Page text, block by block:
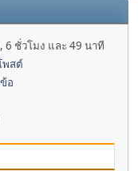
6 ชั่วโมง และ 49 นาที
พสต์
อ